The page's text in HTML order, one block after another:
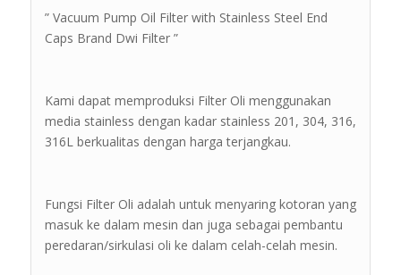
” Vacuum Pump Oil Filter with Stainless Steel End
Caps Brand Dwi Filter ”
Kami dapat memproduksi Filter Oli menggunakan
media stainless dengan kadar stainless 201, 304, 316,
316L berkualitas dengan harga terjangkau.
Fungsi Filter Oli adalah untuk menyaring kotoran yang
masuk ke dalam mesin dan juga sebagai pembantu
peredaran/sirkulasi oli ke dalam celah-celah mesin.